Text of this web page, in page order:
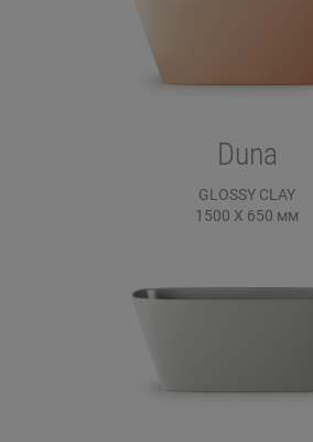
Duna
GLOSSY CLAY
1500 X 650 мм